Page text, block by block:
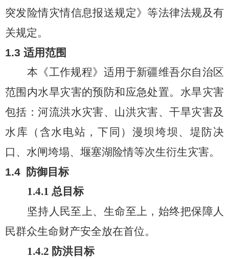
突发险情灾情信息报送规定》等法律法规及有
关规定。
1.3 适用范围
本《工作规程》适用于新疆维吾尔自治区
范围内水旱灾害的预防和应急处置。水旱灾害
包括：河流洪水灾害、山洪灾害、干旱灾害及
水库（含水电站，下同）漫坝垮坝、堤防决
口、水闸垮塌、堰塞湖险情等次生衍生灾害。
1.4 防御目标
1.4.1 总目标
坚持人民至上、生命至上，始终把保障人
民群众生命财产安全放在首位。
1.4.2 防洪目标